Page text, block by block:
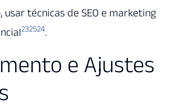
usar técnicas de SEO e marketing
232524.
e Ajustes